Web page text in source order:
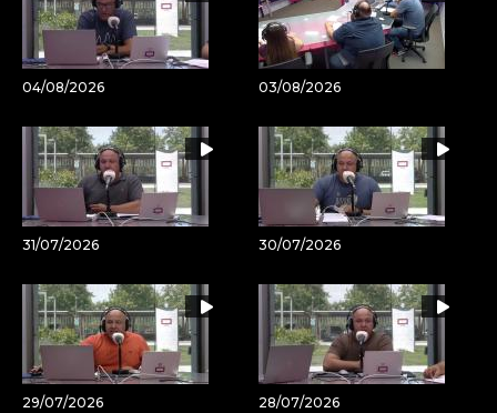
04/08/2026 03/08/2026
31/07/2026 30/07/2026
29/07/2026 28/07/2026